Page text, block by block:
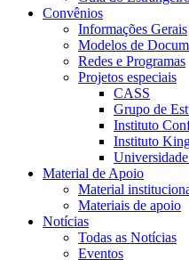
Convênios
Informações Gerais
Modelos de
Redes e Programas
Projetos especiais
CASS
Grupo de
Instituto
Instituto
Material de Apoio
Material
Materiais de apoio
Notícias
Todas as Notícias
Eventos